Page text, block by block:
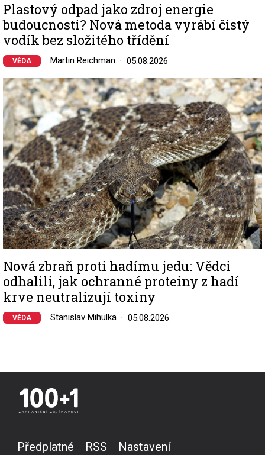
Plastový odpad jako zdroj energie
budoucnosti? Nová metoda vyrábí čistý
vodík bez složitého třídění
VĚDA Martin Reichman 05.08.2026
Image
Nová zbraň proti hadímu jedu: Vědci
odhalili, jak ochranné proteiny z hadí
krve neutralizují toxiny
VĚDA Stanislav Mihulka 05.08.2026
Předplatné RSS Nastavení